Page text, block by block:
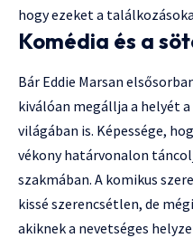
hogy ezeket a
Komédia és a
Bár Eddie Marsan
kiválóan megállja a helyét
világában is. Képessége,
vékony határvonalon
szakmában. A komikus
kissé szerencsétlen, de
akiknek a nevetséges